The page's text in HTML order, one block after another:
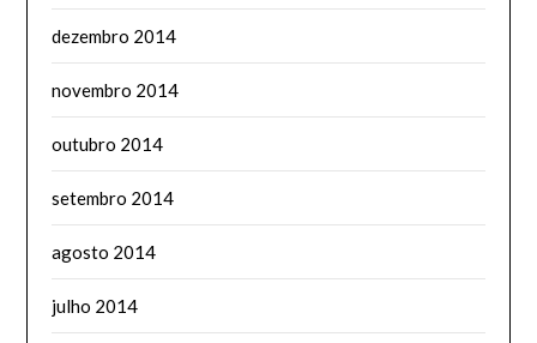
dezembro 2014
novembro 2014
outubro 2014
setembro 2014
agosto 2014
julho 2014